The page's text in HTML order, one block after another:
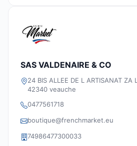
SAS VALDENAIRE & CO
24 BIS ALLEE DE L ARTISANAT ZA
42340 veauche
0477561718
boutique@frenchmarket.eu
74986477300033